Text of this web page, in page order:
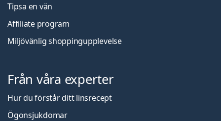
Tipsa en vän
Affiliate program
Miljövänlig shoppingupplevelse
Från våra experter
Hur du förstår ditt linsrecept
Ögonsjukdomar